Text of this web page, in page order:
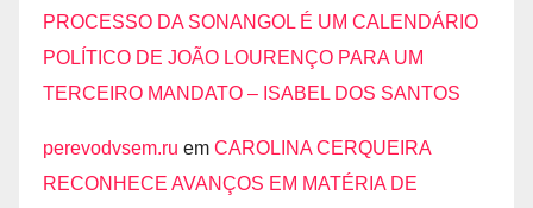
PROCESSO DA SONANGOL É UM CALENDÁRIO
POLÍTICO DE JOÃO LOURENÇO PARA UM
TERCEIRO MANDATO – ISABEL DOS SANTOS
perevodvsem.ru em CAROLINA CERQUEIRA
RECONHECE AVANÇOS EM MATÉRIA DE